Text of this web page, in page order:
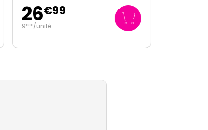
22€99
3€83/unité